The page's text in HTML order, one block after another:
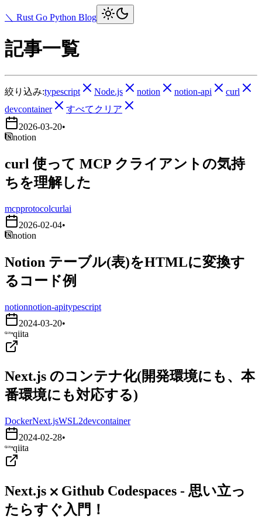
＼ Rust Go Python Blog
記事一覧
絞り込み:typescript Node.js notion notion-api
curl
devcontainer
すべてクリア
2026-03-20•
notion
curl 使って MCP クライアントの気持
ちを理解した
mcpprotocolcurlai
2026-02-04•
notion
Notion テーブル(表)をHTMLに変換す
るコード例
notionnotion-apitypescript
2024-03-20•
qiita
Next.js のコンテナ化(開発環境にも、本
番環境にも対応する)
DockerNext.jsWSL2devcontainer
2024-02-28•
qiita
Next.js ⨉ Github Codespaces - 思い立っ
たらすぐ入門！